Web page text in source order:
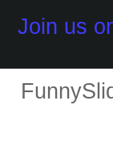
Join us